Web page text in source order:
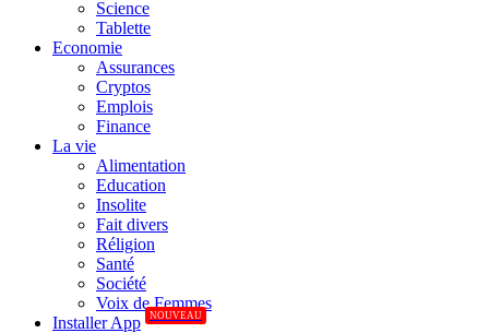
Science
Tablette
Economie
Assurances
Cryptos
Emplois
Finance
La vie
Alimentation
Education
Insolite
Fait divers
Réligion
Santé
Société
Voix de Femmes
Installer App
NOUVEAU